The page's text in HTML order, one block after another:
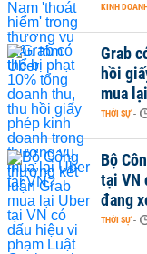
KINH
Grab
hồi
mua
THỜI SỰ -
Bộ
tại VN
đang
THỜI SỰ -